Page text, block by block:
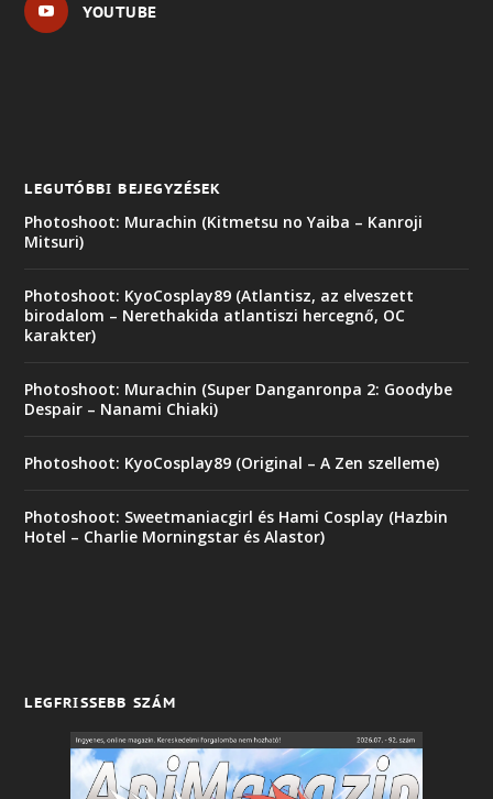
YOUTUBE
LEGUTÓBBI BEJEGYZÉSEK
Photoshoot: Murachin (Kitmetsu no Yaiba – Kanroji
Mitsuri)
Photoshoot: KyoCosplay89 (Atlantisz, az elveszett
birodalom – Nerethakida atlantiszi hercegnő, OC
karakter)
Photoshoot: Murachin (Super Danganronpa 2: Goodybe
Despair – Nanami Chiaki)
Photoshoot: KyoCosplay89 (Original – A Zen szelleme)
Photoshoot: Sweetmaniacgirl és Hami Cosplay (Hazbin
Hotel – Charlie Morningstar és Alastor)
LEGFRISSEBB SZÁM